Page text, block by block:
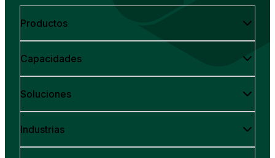
Productos
Capacidades
Soluciones
Industrias